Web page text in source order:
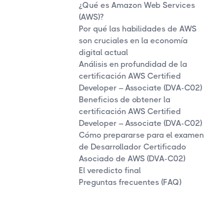
¿Qué es Amazon Web Services
(AWS)?
Por qué las habilidades de AWS
son cruciales en la economía
digital actual
Análisis en profundidad de la
certificación AWS Certified
Developer – Associate (DVA-C02)
Beneficios de obtener la
certificación AWS Certified
Developer – Associate (DVA-C02)
Cómo prepararse para el examen
de Desarrollador Certificado
Asociado de AWS (DVA-C02)
El veredicto final
Preguntas frecuentes (FAQ)